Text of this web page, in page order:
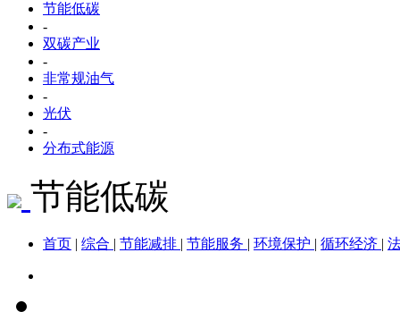
节能低碳
-
双碳产业
-
非常规油气
-
光伏
-
分布式能源
节能低碳
首页 | 综合 | 节能减排 | 节能服务 | 环境保护 | 循环经济 |